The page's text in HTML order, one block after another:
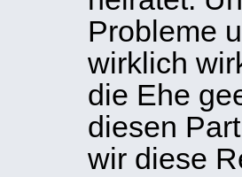
Probleme
wirklich
die Ehe
diesen
wir diese